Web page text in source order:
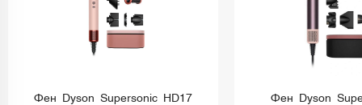
Фен Dyson Supersonic HD17
Фен Dyson